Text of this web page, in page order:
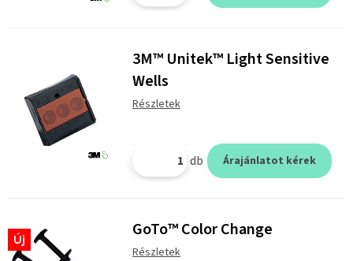
3M™ Unitek™ Light Sensitive
Wells
Részletek
db Árajánlatot kérek
Új GoTo™ Color Change
Részletek